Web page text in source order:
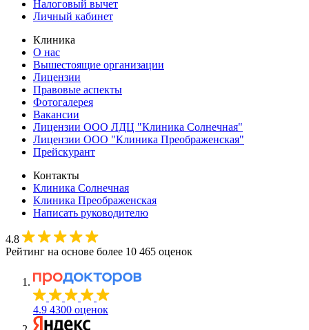
Налоговый вычет
Личный кабинет
Клиника
О нас
Вышестоящие организации
Лицензии
Правовые аспекты
Фотогалерея
Вакансии
Лицензии ООО ЛДЦ "Клиника Солнечная"
Лицензии ООО "Клиника Преображенская"
Прейскурант
Контакты
Клиника Солнечная
Клиника Преображенская
Написать руководителю
4.8
Рейтинг на основе более 10 465 оценок
4.9 4300 оценок